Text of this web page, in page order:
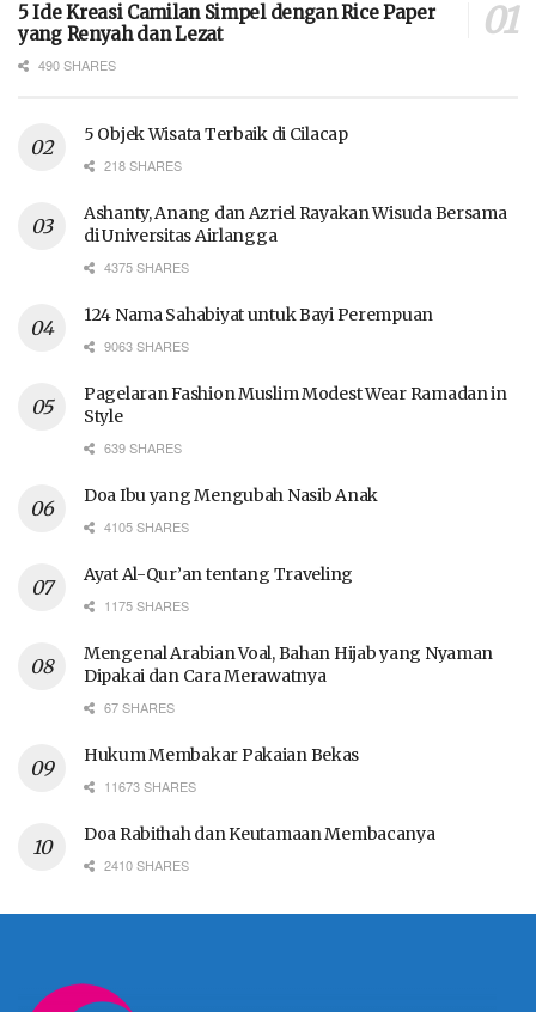
5 Ide Kreasi Camilan Simpel dengan Rice Paper
yang Renyah dan Lezat
490 SHARES
5 Objek Wisata Terbaik di Cilacap
218 SHARES
Ashanty, Anang dan Azriel Rayakan Wisuda Bersama
di Universitas Airlangga
4375 SHARES
124 Nama Sahabiyat untuk Bayi Perempuan
9063 SHARES
Pagelaran Fashion Muslim Modest Wear Ramadan in
Style
639 SHARES
Doa Ibu yang Mengubah Nasib Anak
4105 SHARES
Ayat Al-Qur’an tentang Traveling
1175 SHARES
Mengenal Arabian Voal, Bahan Hijab yang Nyaman
Dipakai dan Cara Merawatnya
67 SHARES
Hukum Membakar Pakaian Bekas
11673 SHARES
Doa Rabithah dan Keutamaan Membacanya
2410 SHARES